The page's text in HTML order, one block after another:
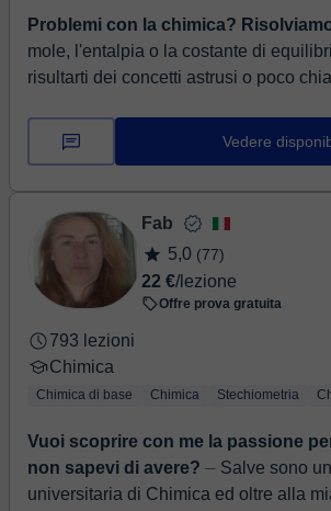
Problemi con la chimica?
mole, l'entalpia o la costante di
risultarti dei concetti astrusi o poco
Vedere
Fab
5,0 (77)
22 €/lezione
Offre prova gratuita
793 lezioni
Chimica
Chimica di base Chimica Stechiometria
Vuoi scoprire con me la passione
non sapevi di avere? ⏤ Salve sono una docente
universitaria di Chimica ed oltre alla